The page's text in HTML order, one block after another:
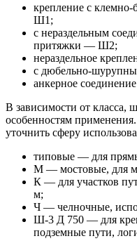
крепление с
Ш1;
с нераздельным
притяжки — Ш2;
нераздельное
с дюбельно-
анкерное
В зависимости от класса,
особенностям
уточнить сферу
типовые — для
М — мостовые, для
К — для участков
м;
Ч — челночные,
Ш-3 Д 750 — для
подземные пути,